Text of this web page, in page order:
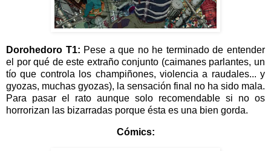
Dorohedoro T1: Pese a que no he terminado de entender
el por qué de este extraño conjunto (caimanes parlantes, un
tío que controla los champiñones, violencia a raudales... y
gyozas, muchas gyozas), la sensación final no ha sido mala.
Para pasar el rato aunque solo recomendable si no os
horrorizan las bizarradas porque ésta es una bien gorda.
Cómics: